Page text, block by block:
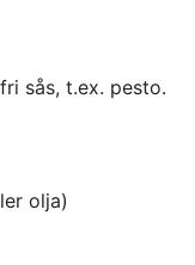
sås, t.ex. pesto.
olja)